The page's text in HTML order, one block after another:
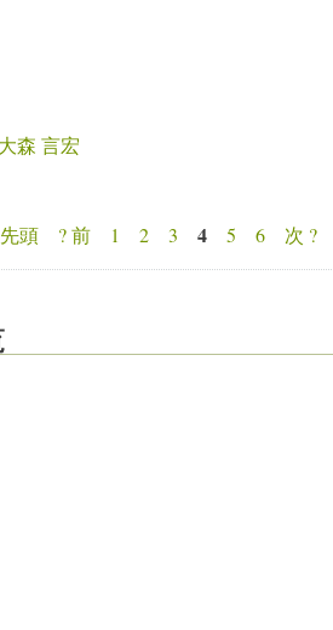
森 言宏
頭 ? 前 1 2 3 4 5 6 次 ?